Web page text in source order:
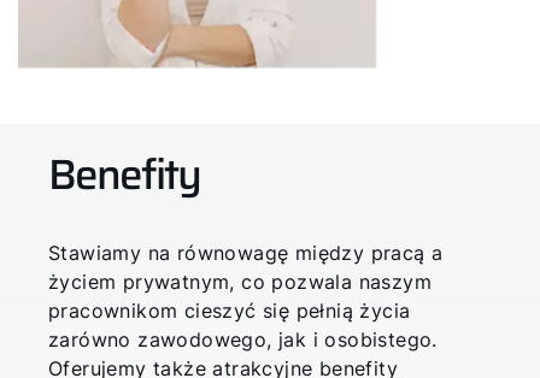
Benefity
Stawiamy na równowagę między pracą a
życiem prywatnym, co pozwala naszym
pracownikom cieszyć się pełnią życia
zarówno zawodowego, jak i osobistego.
Oferujemy także atrakcyjne benefity